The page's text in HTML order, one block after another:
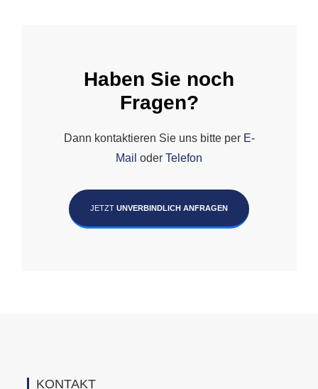
Haben Sie noch
Fragen?
Dann kontaktieren Sie uns bitte per E-
Mail oder Telefon
JETZT UNVERBINDLICH ANFRAGEN
KONTAKT